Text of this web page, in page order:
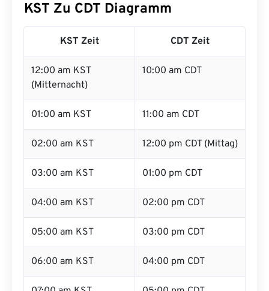
KST Zu CDT Diagramm
KST Zeit CDT Zeit
12:00 am KST
(Mitternacht)
10:00 am CDT
01:00 am KST 11:00 am CDT
02:00 am KST 12:00 pm CDT (Mittag)
03:00 am KST 01:00 pm CDT
04:00 am KST 02:00 pm CDT
05:00 am KST 03:00 pm CDT
06:00 am KST 04:00 pm CDT